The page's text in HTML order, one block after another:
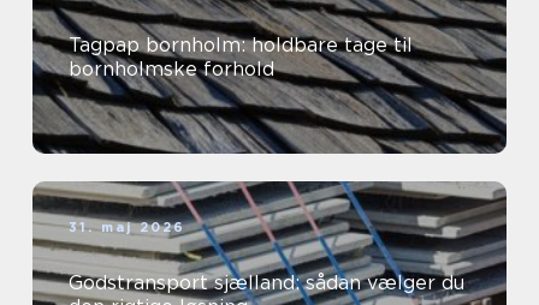
Tagpap bornholm: holdbare tage til
bornholmske forhold
31. maj 2026
Godstransport sjælland: sådan vælger du